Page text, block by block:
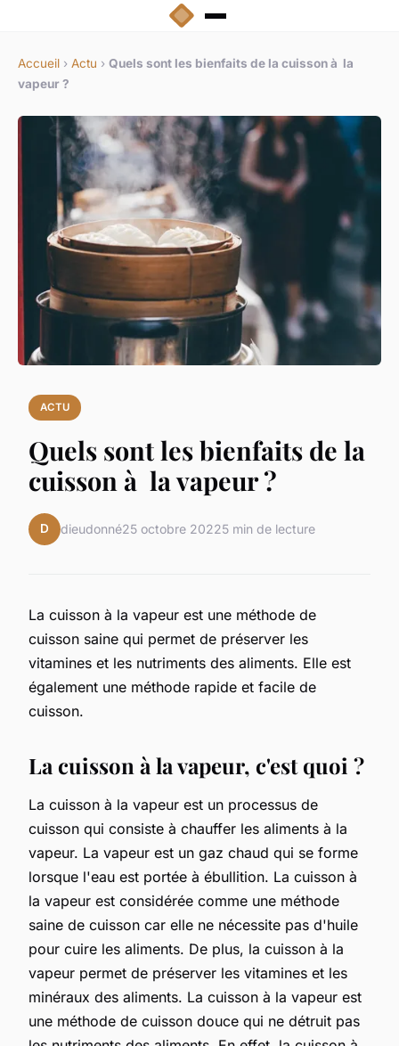
Accueil › Actu › Quels sont les bienfaits de la cuisson à la
vapeur ?
ACTU
Quels sont les bienfaits de la
cuisson à la vapeur ?
D dieudonné25 octobre 20225 min de lecture
La cuisson à la vapeur est une méthode de
cuisson saine qui permet de préserver les
vitamines et les nutriments des aliments. Elle est
également une méthode rapide et facile de
cuisson.
La cuisson à la vapeur, c'est quoi ?
La cuisson à la vapeur est un processus de
cuisson qui consiste à chauffer les aliments à la
vapeur. La vapeur est un gaz chaud qui se forme
lorsque l'eau est portée à ébullition. La cuisson à
la vapeur est considérée comme une méthode
saine de cuisson car elle ne nécessite pas d'huile
pour cuire les aliments. De plus, la cuisson à la
vapeur permet de préserver les vitamines et les
minéraux des aliments. La cuisson à la vapeur est
une méthode de cuisson douce qui ne détruit pas